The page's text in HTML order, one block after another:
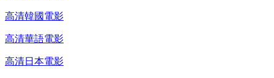
高清韓國電影
高清華語電影
高清日本電影